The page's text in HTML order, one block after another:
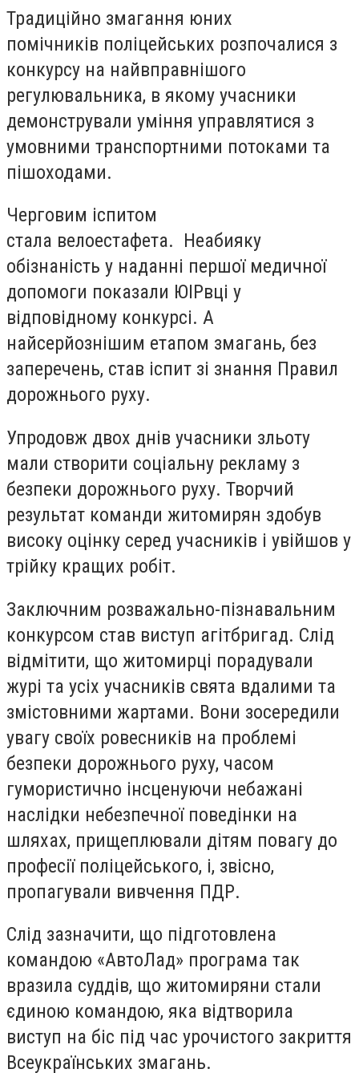
Традиційно змагання юних
помічників поліцейських розпочалися з
конкурсу на найвправнішого
регулювальника, в якому учасники
демонстрували уміння управлятися з
умовними транспортними потоками та
пішоходами.
Черговим іспитом
стала велоестафета. Неабияку
обізнаність у наданні першої медичної
допомоги показали ЮІРвці у
відповідному конкурсі. А
найсерйознішим етапом змагань, без
заперечень, став іспит зі знання Правил
дорожнього руху.
Упродовж двох днів учасники зльоту
мали створити соціальну рекламу з
безпеки дорожнього руху. Творчий
результат команди житомирян здобув
високу оцінку серед учасників і увійшов у
трійку кращих робіт.
Заключним розважально-пізнавальним
конкурсом став виступ агітбригад. Слід
відмітити, що житомирці порадували
журі та усіх учасників свята вдалими та
змістовними жартами. Вони зосередили
увагу своїх ровесників на проблемі
безпеки дорожнього руху, часом
гумористично інсценуючи небажані
наслідки небезпечної поведінки на
шляхах, прищеплювали дітям повагу до
професії поліцейського, і, звісно,
пропагували вивчення ПДР.
Слід зазначити, що підготовлена
командою «АвтоЛад» програма так
вразила суддів, що житомиряни стали
єдиною командою, яка відтворила
виступ на біс під час урочистого закриття
Всеукраїнських змагань.